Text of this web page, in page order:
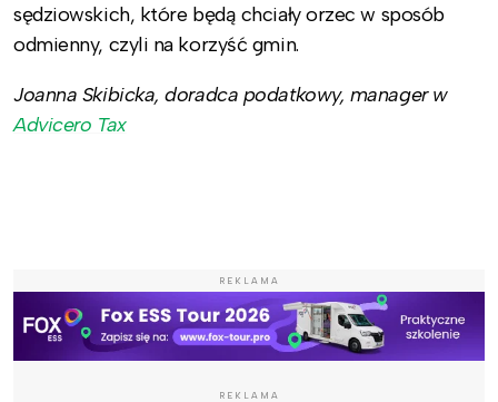
sędziowskich, które będą chciały orzec w sposób
odmienny, czyli na korzyść gmin.
Joanna Skibicka, doradca podatkowy, manager w
Advicero Tax
REKLAMA
REKLAMA